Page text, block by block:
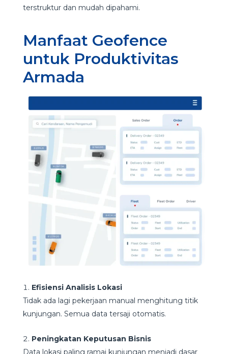
terstruktur dan mudah dipahami.
Manfaat Geofence
untuk Produktivitas
Armada
Efisiensi Analisis Lokasi
Tidak ada lagi pekerjaan manual menghitung titik
kunjungan. Semua data tersaji otomatis.
Peningkatan Keputusan Bisnis
Data lokasi paling ramai kunjungan menjadi dasar